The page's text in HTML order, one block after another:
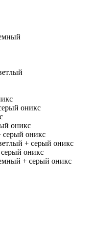
оникс
оникс
+ серый оникс
+ серый оникс